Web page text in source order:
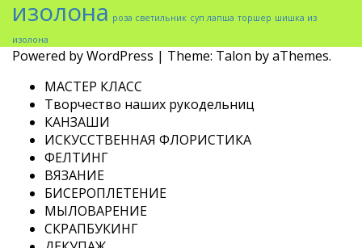
изолона роза светильник суп лапша торшер шишка из
изолона
Powered by WordPress | Theme: Talon by aThemes.
МАСТЕР КЛАСС
Творчество наших рукодельниц
КАНЗАШИ
ИСКУССТВЕННАЯ ФЛОРИСТИКА
ФЕЛТИНГ
ВЯЗАНИЕ
БИСЕРОПЛЕТЕНИЕ
МЫЛОВАРЕНИЕ
СКРАПБУКИНГ